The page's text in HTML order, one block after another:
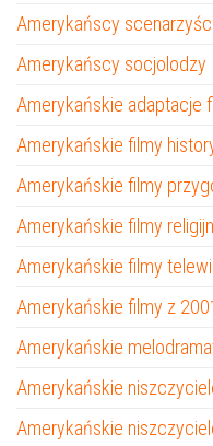
Amerykańscy
Amerykańscy socjolodzy
Amerykańskie adaptacje
Amerykańskie filmy
Amerykańskie filmy
Amerykańskie filmy
Amerykańskie filmy
Amerykańskie filmy z
Amerykańskie
Amerykańskie
Amerykańskie